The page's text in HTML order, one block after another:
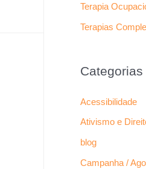
Terapia
Terapias
Categorias
Acessibilidade
Ativismo e
blog
Campanha /